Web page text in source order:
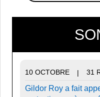
10 OCTOBRE | 31
Gildor Roy a fait